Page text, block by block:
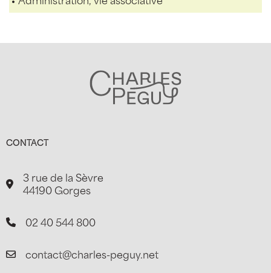
CONTACT
3 rue de la Sèvre
44190 Gorges
02 40 544 800
contact@charles-peguy.net